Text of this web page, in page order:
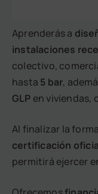
Aprenderás a
instalaciones
colectivo,
hasta 5 bar,
GLP en viviendas,
Al finalizar la
certificación
permitirá ejercer